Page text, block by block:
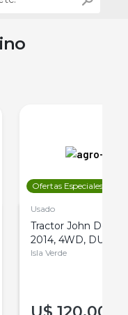
Ofertas Especiales
Usado
Tractor John Deere
2014, 4WD, DUAL
Isla Verde